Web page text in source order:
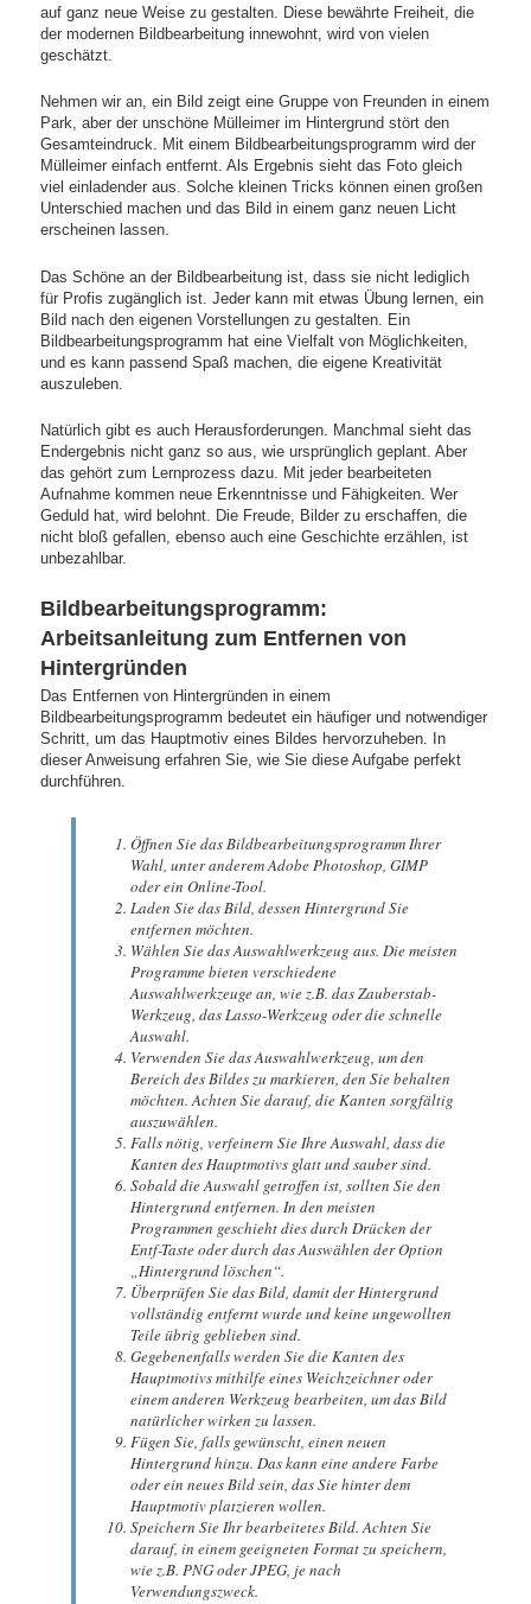
auf ganz neue Weise zu gestalten. Diese bewährte Freiheit, die
der modernen Bildbearbeitung innewohnt, wird von vielen
geschätzt.
Nehmen wir an, ein Bild zeigt eine Gruppe von Freunden in einem
Park, aber der unschöne Mülleimer im Hintergrund stört den
Gesamteindruck. Mit einem Bildbearbeitungsprogramm wird der
Mülleimer einfach entfernt. Als Ergebnis sieht das Foto gleich
viel einladender aus. Solche kleinen Tricks können einen großen
Unterschied machen und das Bild in einem ganz neuen Licht
erscheinen lassen.
Das Schöne an der Bildbearbeitung ist, dass sie nicht lediglich
für Profis zugänglich ist. Jeder kann mit etwas Übung lernen, ein
Bild nach den eigenen Vorstellungen zu gestalten. Ein
Bildbearbeitungsprogramm hat eine Vielfalt von Möglichkeiten,
und es kann passend Spaß machen, die eigene Kreativität
auszuleben.
Natürlich gibt es auch Herausforderungen. Manchmal sieht das
Endergebnis nicht ganz so aus, wie ursprünglich geplant. Aber
das gehört zum Lernprozess dazu. Mit jeder bearbeiteten
Aufnahme kommen neue Erkenntnisse und Fähigkeiten. Wer
Geduld hat, wird belohnt. Die Freude, Bilder zu erschaffen, die
nicht bloß gefallen, ebenso auch eine Geschichte erzählen, ist
unbezahlbar.
Bildbearbeitungsprogramm:
Arbeitsanleitung zum Entfernen von
Hintergründen
Das Entfernen von Hintergründen in einem
Bildbearbeitungsprogramm bedeutet ein häufiger und notwendiger
Schritt, um das Hauptmotiv eines Bildes hervorzuheben. In
dieser Anweisung erfahren Sie, wie Sie diese Aufgabe perfekt
durchführen.
Öffnen Sie das Bildbearbeitungsprogramm Ihrer
Wahl, unter anderem Adobe Photoshop, GIMP
oder ein Online-Tool.
Laden Sie das Bild, dessen Hintergrund Sie
entfernen möchten.
Wählen Sie das Auswahlwerkzeug aus. Die meisten
Programme bieten verschiedene
Auswahlwerkzeuge an, wie z.B. das Zauberstab-
Werkzeug, das Lasso-Werkzeug oder die schnelle
Auswahl.
Verwenden Sie das Auswahlwerkzeug, um den
Bereich des Bildes zu markieren, den Sie behalten
möchten. Achten Sie darauf, die Kanten sorgfältig
auszuwählen.
Falls nötig, verfeinern Sie Ihre Auswahl, dass die
Kanten des Hauptmotivs glatt und sauber sind.
Sobald die Auswahl getroffen ist, sollten Sie den
Hintergrund entfernen. In den meisten
Programmen geschieht dies durch Drücken der
Entf-Taste oder durch das Auswählen der Option
„Hintergrund löschen“.
Überprüfen Sie das Bild, damit der Hintergrund
vollständig entfernt wurde und keine ungewollten
Teile übrig geblieben sind.
Gegebenenfalls werden Sie die Kanten des
Hauptmotivs mithilfe eines Weichzeichner oder
einem anderen Werkzeug bearbeiten, um das Bild
natürlicher wirken zu lassen.
Fügen Sie, falls gewünscht, einen neuen
Hintergrund hinzu. Das kann eine andere Farbe
oder ein neues Bild sein, das Sie hinter dem
Hauptmotiv platzieren wollen.
Speichern Sie Ihr bearbeitetes Bild. Achten Sie
darauf, in einem geeigneten Format zu speichern,
wie z.B. PNG oder JPEG, je nach
Verwendungszweck.